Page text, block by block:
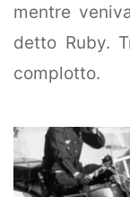
mentre
detto Ruby.
complotto.